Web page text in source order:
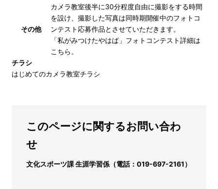
その他
カメラ教室後半に30分程度自由に撮影をする時間
を設け、撮影した写真は同時期開催中のフォトコ
ンテスト応募作品とさせていただきます。
「私がみつけたやはば」フォトコンテスト詳細は
こちら 。
チラシ
はじめてのカメラ教室チラシ
このページに関するお問い合わ
せ
文化スポーツ課 生涯学習係（電話：019-697-2161）